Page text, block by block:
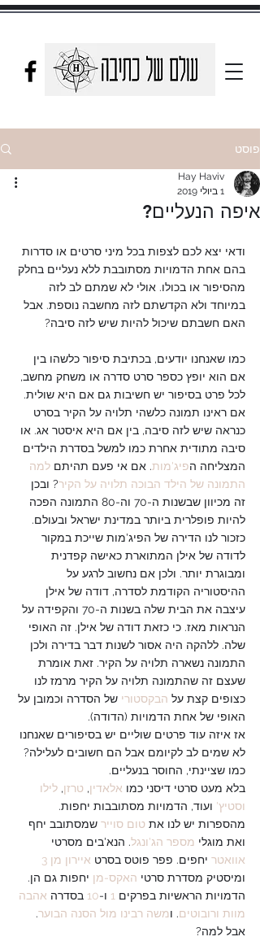
פוסט
איפה הנעליים?
Hay Haviv
1 ביולי 2019
ודאי יצא לכם לצפות בכל מיני סרטים או סדרות
בהם אחת הדמויות מסתובבת ללא נעליים בחלק
מהסיפור או בכולו. אולי לא שמתם לב לזה
במיוחד ולא הקדשתם לזה מחשבה נוספת. אבל
האם חשבתם שיכול להיות שיש לזה סיבה?
כמו שאנחנו יודעים, בכתיבת סיפור כלשהו בין
אם הוא יופץ כספר סרט סדרה או משחק מחשב,
לכל פרט בסיפור יש חשיבות גם אם היא שולית.
אם ראינו תמונה כלשהי תלויה על הקיר בסרט
כנראה שיש לזה סיבה, בין אם היא איסטר אג. או
סיבה מתודית אחרת כמו למשל בסדרת הילדים
המצליחה הפיג'מות. אם אי פעם תהיתם למה
התמונה של הילד הבוכה תלויה על הקיר? ובכן
זה מכיוון שבשנות ה-70 וה-80 התמונה הפכה
להיות פופלרית ביותר במדינת ישראל ובעולם.
כזכור לנו הדירה של הפיג'מות שייכת במקור
לדודה של אילן המתוארת כאישה קפדנית
ומבוגרת יותר. ולכן אם נחשוב לרגע על
ההיסטוריה הקודמת לסדרה, דודה של אילן
עיצבה את הבית שלה בשנות ה-70 והקפידה על
הנראות מאז. כי כזאת דודה של אילן. זה האופי
שלה. ללהקה היה אסור לשנות דבר בדירה ולכן
התמונה נשארה תלויה על הקיר. זאת אומרת
שעצם זה שהתמונה תלויה על הקיר מרמז לנו
כצופים קצת על הבקסטורי של הסדרה וכמובן על
האופי של אחת הדמויות (הדודה).
אז איזה עוד פרטים שוליים יש בסיפורים שאנחנו
לא שמים לב לקיומם אבל הם חשובים לעלילה?
כמו שציינתי, החוסר בנעליים.
בלא מעט סרטי דיסני כמו אלאדין, טרזן, לילו
וסטיץ' ועוד, הדמויות מסתובבות יחפות.
מהספרות יש לנו את טום סוייר שמסתובב יחף
ואת מוגלי מספר הג'ונגל. הנא'בים מסרטי
אוואטר יחפים. פפר פוטס בסרט איירון מן 3
ומיסטיק מסדרת סרטי האקס-מן יחפות גם הן.
הדמויות הראשיות בפרקים 1 ו-10 בסדרה אהבה
מוות ורובוטים. ומשה רבינו מול הסנה הבוער.
אבל למה?